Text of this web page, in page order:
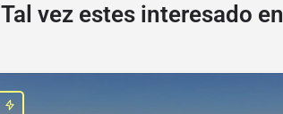
Tal vez estes interesado en